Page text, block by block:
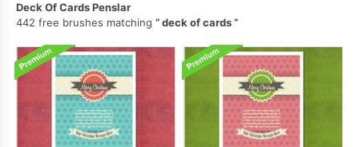
Deck Of Cards Penslar
442 free brushes matching
deck of cards